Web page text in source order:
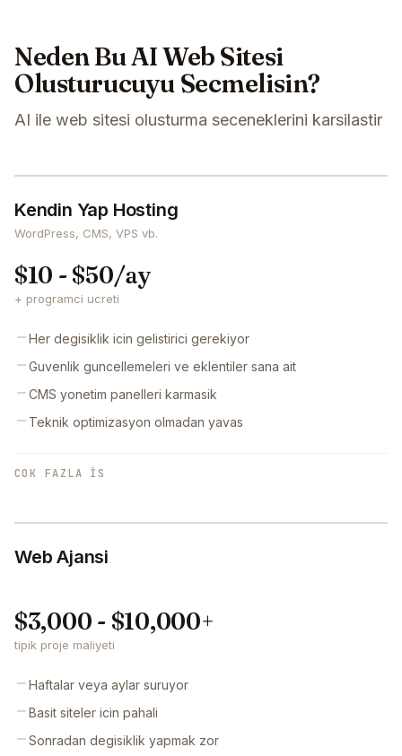
Neden Bu AI Web Sitesi
Olusturucuyu Secmelisin?
AI ile web sitesi olusturma seceneklerini karsilastir
Kendin Yap Hosting
WordPress, CMS, VPS vb.
$10 - $50/ay
+ programci ucreti
Her degisiklik icin gelistirici gerekiyor
Guvenlik guncellemeleri ve eklentiler sana ait
CMS yonetim panelleri karmasik
Teknik optimizasyon olmadan yavas
COK FAZLA IS
Web Ajansi
$3,000 - $10,000+
tipik proje maliyeti
Haftalar veya aylar suruyor
Basit siteler icin pahali
Sonradan degisiklik yapmak zor